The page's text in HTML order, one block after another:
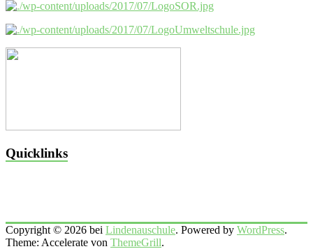
Quicklinks
Copyright © 2026 bei Lindenauschule. Powered by WordPress.
Theme: Accelerate von ThemeGrill.